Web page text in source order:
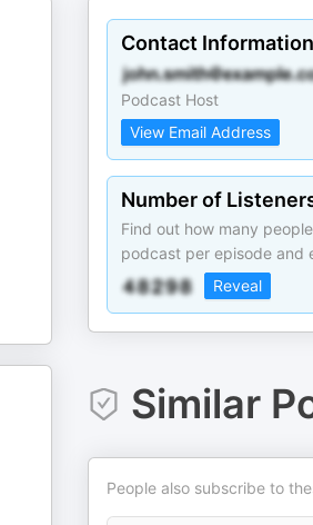
Contact Information
Podcast Host
View Email Address
Number of
Find out how many
podcast per episode and
Reveal
Similar
People also subscribe to